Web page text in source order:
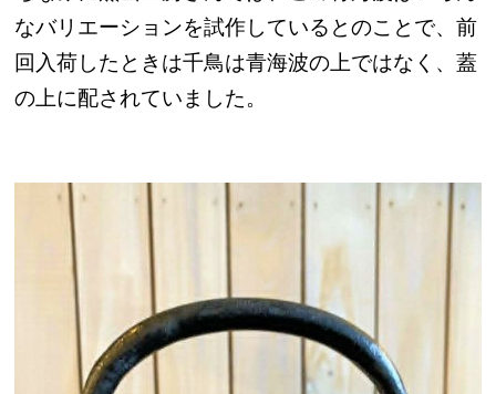
なバリエーションを試作しているとのことで、前
回入荷したときは千鳥は青海波の上ではなく、蓋
の上に配されていました。